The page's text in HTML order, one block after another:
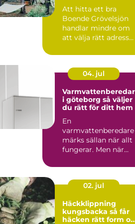
Att hitta ett bra
Boende Grövelsjön
handlar mindre om
att välja rätt adress
vil...
04. jul
i göteborg så väljer
du rätt för ditt hem
En
varmvattenberedare
märks sällan när allt
fungerar. Men när
kall eller elrä...
02. jul
Häckklippning
kungsbacka så får
häcken rätt form